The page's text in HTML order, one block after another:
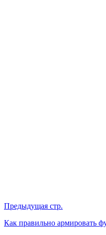
Предыдущая стр.
Как правильно армировать